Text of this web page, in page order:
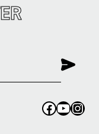
Facebook